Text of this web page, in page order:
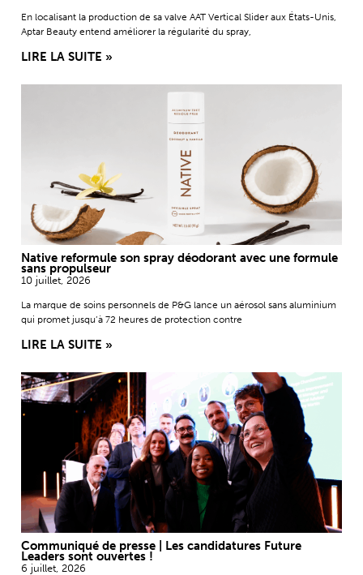
En localisant la production de sa valve AAT Vertical Slider aux États-Unis,
Aptar Beauty entend améliorer la régularité du spray,
LIRE LA SUITE »
Native reformule son spray déodorant avec une formule
sans propulseur
10 juillet, 2026
La marque de soins personnels de P&G lance un aérosol sans aluminium
qui promet jusqu’à 72 heures de protection contre
LIRE LA SUITE »
Communiqué de presse | Les candidatures Future
Leaders sont ouvertes !
6 juillet, 2026